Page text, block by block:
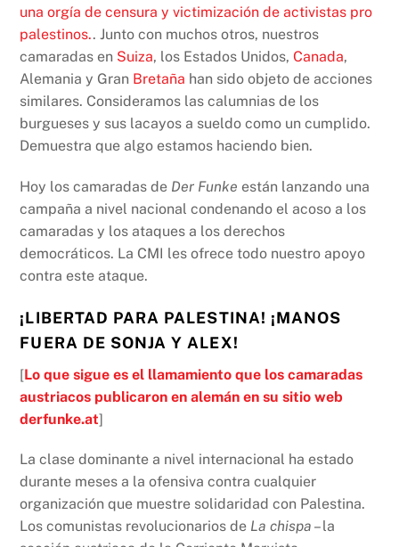
una orgía de censura y victimización de activistas pro
palestinos.. Junto con muchos otros, nuestros
camaradas en Suiza, los Estados Unidos,Canada,
Alemania y Gran Bretaña han sido objeto de acciones
similares. Consideramos las calumnias de los
burgueses y sus lacayos a sueldo como un cumplido.
Demuestra que algo estamos haciendo bien.
Hoy los camaradas de Der Funke están lanzando una
campaña a nivel nacional condenando el acoso a los
camaradas y los ataques a los derechos
democráticos. La CMI les ofrece todo nuestro apoyo
contra este ataque.
¡LIBERTAD PARA PALESTINA! ¡MANOS
FUERA DE SONJA Y ALEX!
[Lo que sigue es el llamamiento que los camaradas
austriacos publicaron en alemán en su sitio web
derfunke.at]
La clase dominante a nivel internacional ha estado
durante meses a la ofensiva contra cualquier
organización que muestre solidaridad con Palestina.
Los comunistas revolucionarios de La chispa – la